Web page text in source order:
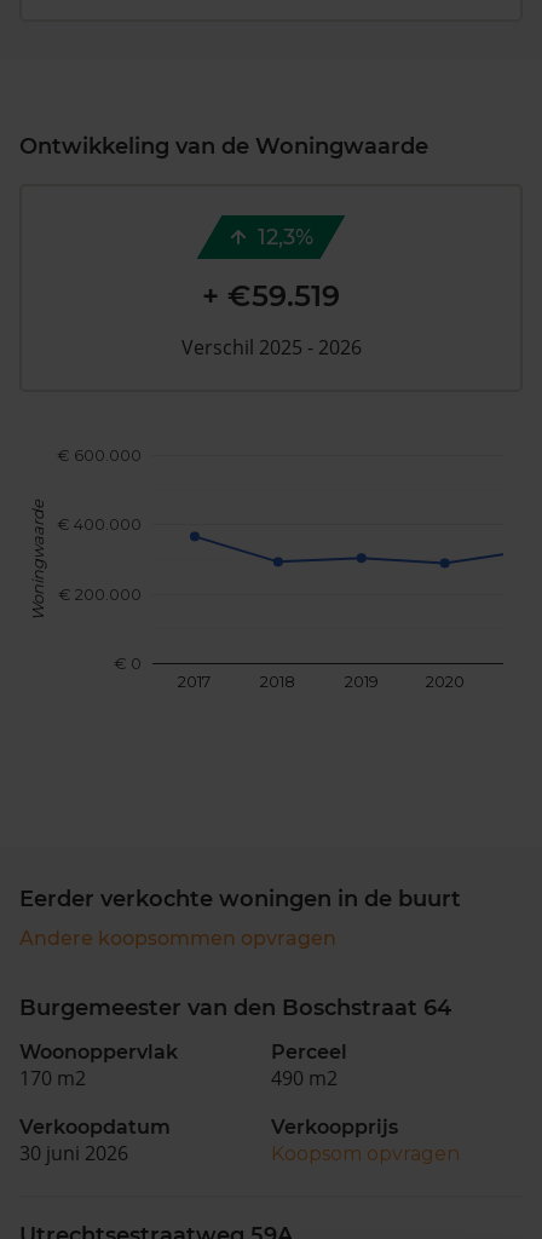
Ontwikkeling van de Woningwaarde
2017 2018 2019 2020
€ 0
€ 200.000
€ 400.000
€ 600.000
Woningwaarde
12,3%
+ €59.519
Verschil 2025 - 2026
Eerder verkochte woningen in de buurt
Andere koopsommen opvragen
Burgemeester van den Boschstraat 64
Woonoppervlak
170 m2
Perceel
490 m2
Verkoopdatum
30 juni 2026
Verkoopprijs
Koopsom opvragen